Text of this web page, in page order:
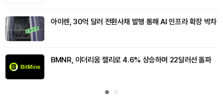
아이렌, 30억 달러 전환사채 발행 통해 AI 인프라 확장 박차
BMNR, 이더리움 랠리로 4.6% 상승하며 22달러선 돌파